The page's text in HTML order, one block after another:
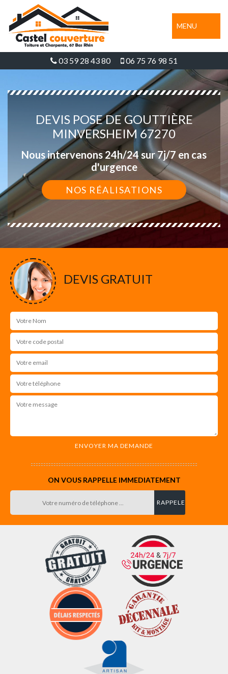
MENU
03 59 28 43 80 06 75 76 98 51
DEVIS POSE DE GOUTTIÈRE
MINVERSHEIM 67270
Nous intervenons 24h/24 sur 7j/7 en cas
d'urgence
NOS RÉALISATIONS
DEVIS GRATUIT
ON VOUS RAPPELLE IMMEDIATEMENT